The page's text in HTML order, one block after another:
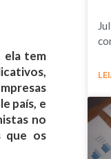
ela tem
país, e
no
que os